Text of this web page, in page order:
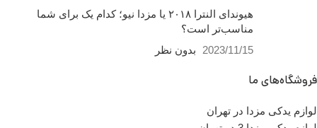
هیوندای النترا ۲۰۱۸ یا مزدا نیو؛ کدام یک برای شما
مناسب‌تر است؟
2023/11/15 بدون نظر
فروشگاه‌های ما
لوازم یدکی مزدا در تهران